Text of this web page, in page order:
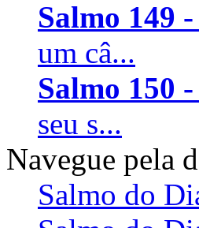
Salmo 149 -
um câ...
Salmo 150 -
seu s...
Navegue pela
Salmo do